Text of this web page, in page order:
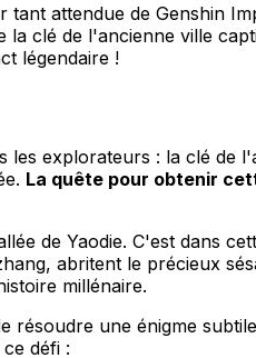
attendue de Genshin
clé de l'ancienne ville
légendaire !
explorateurs : la clé de
La quête pour obtenir
de Yaodie. C'est dans
abritent le précieux
millénaire.
résoudre une énigme
défi :